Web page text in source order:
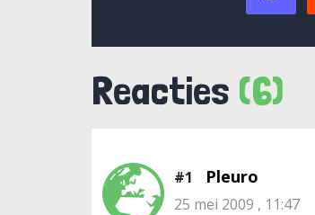
Reacties (6)
#1 Pleuro
25 mei 2009 , 11:47